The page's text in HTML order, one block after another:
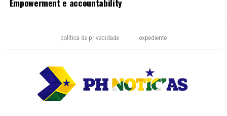
política de privacidade expediente